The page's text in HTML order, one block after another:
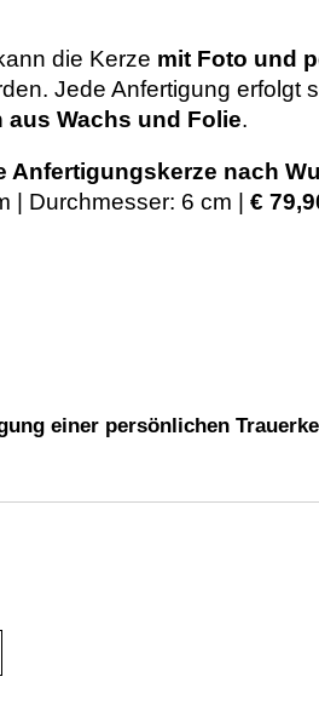
die Kerze mit Foto und
Jede Anfertigung erfolgt
aus Wachs und Folie.
Anfertigungskerze nach
| Durchmesser: 6 cm | €
einer persönlichen